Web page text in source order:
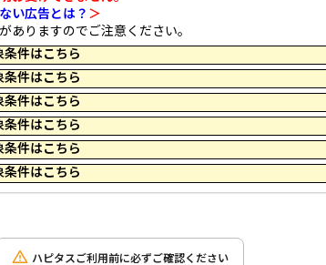
い広告とは？ ＞
ありますのでご注意ください。
件はこちら
件はこちら
件はこちら
件はこちら
件はこちら
件はこちら
ハピタスご利用前に必ずご確認ください